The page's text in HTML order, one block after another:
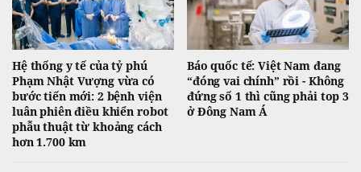
Hệ thống y tế của tỷ phú
Phạm Nhật Vượng vừa có
bước tiến mới: 2 bệnh viện
luân phiên điều khiển robot
phẫu thuật từ khoảng cách
hơn 1.700 km
Báo quốc tế: Việt Nam đang
“đóng vai chính” rồi - Không
đứng số 1 thì cũng phải top 3
ở Đông Nam Á